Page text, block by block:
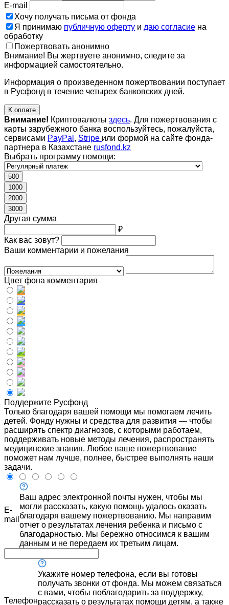
E-mail
Хочу получать письма от фонда
Я принимаю публичную оферту и даю согласие на
обработку
Пожертвовать анонимно
Внимание! Вы жертвуете анонимно, следите за
информацией самостоятельно.
Информация о произведенном пожертвовании поступает
в Русфонд в течение четырех банковских дней.
К оплате
Внимание! Криптовалюты здесь. Для пожертвования с
карты зарубежного банка воспользуйтесь, пожалуйста,
сервисами PayPal , Stripe или формой на сайте фонда-
партнера в Казахстане rusfond.kz
Выбрать программу помощи:
500
1000
2000
3000
Другая сумма
₽
Как вас зовут?
Ваши комментарии и пожелания
Цвет фона комментария
Поддержите Русфонд
Только благодаря вашей помощи мы помогаем лечить
детей. Фонду нужны и средства для развития — чтобы
расширять спектр диагнозов, с которыми работаем,
поддерживать новые методы лечения, распространять
медицинские знания. Любое ваше пожертвование
поможет нам лучше, полнее, быстрее выполнять наши
задачи.
E-
mail
Ваш адрес электронной почты нужен, чтобы мы
могли рассказать, какую помощь удалось оказать
благодаря вашему пожертвованию. Мы направим
отчет о результатах лечения ребенка и письмо с
благодарностью. Мы бережно относимся к вашим
данным и не передаем их третьим лицам.
Телефон
Укажите номер телефона, если вы готовы
получать звонки от фонда. Мы можем связаться
с вами, чтобы поблагодарить за поддержку,
рассказать о результатах помощи детям, а также